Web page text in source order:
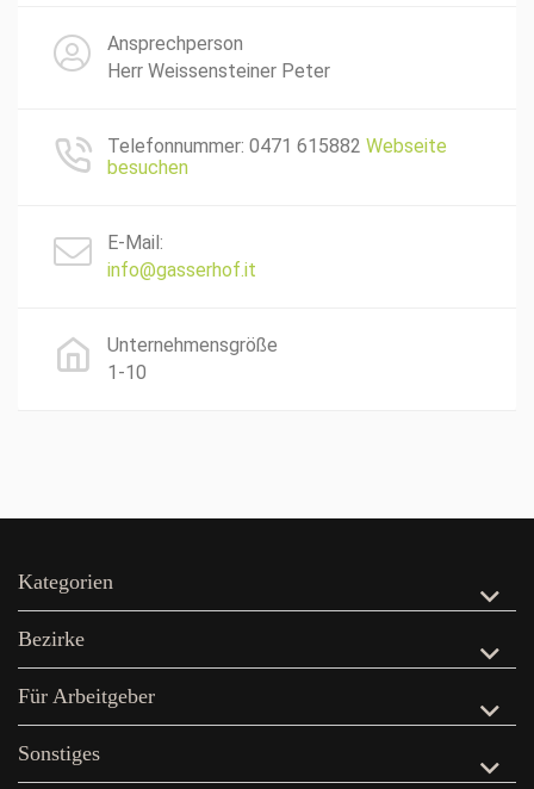
Ansprechperson
Herr Weissensteiner Peter
Telefonnummer: 0471 615882 Webseite
besuchen
E-Mail:
info@gasserhof.it
Unternehmensgröße
1-10
Kategorien
Bezirke
Für Arbeitgeber
Sonstiges